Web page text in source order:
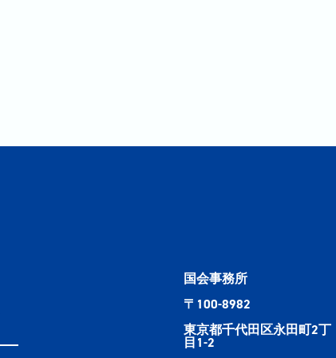
国会事務所
〒100-8982
東京都千代田区永田町2丁
目1-2